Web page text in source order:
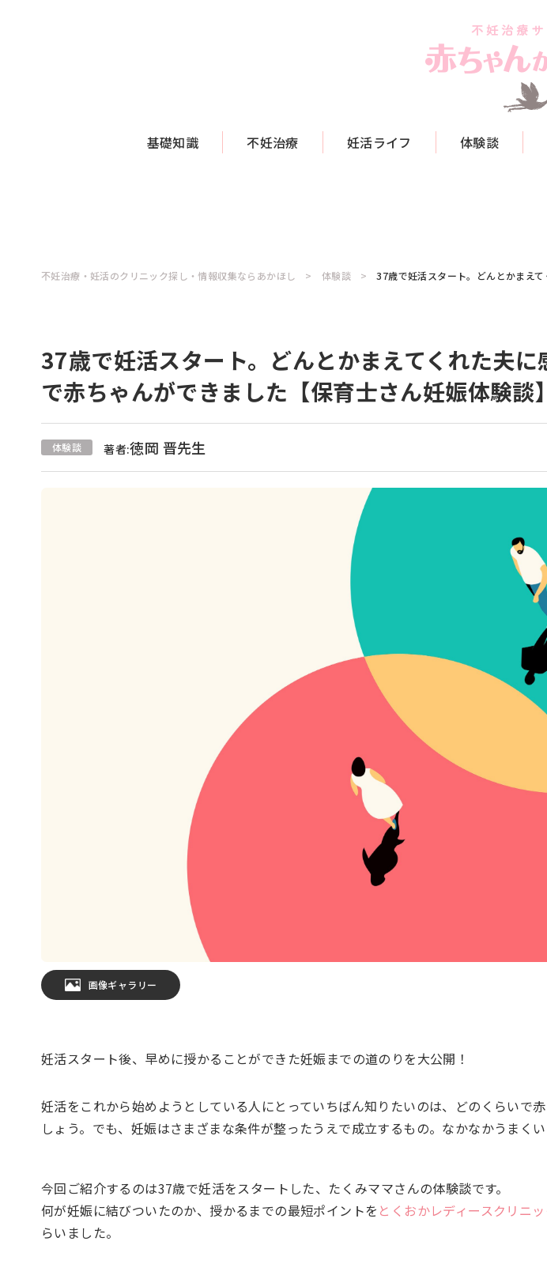
基礎知識 不妊治療 妊活ライフ 体験談
不妊治療・妊活のクリニック探し・情報収集ならあかほし 体験談 37歳で妊活スタート。どんとかまえ
37歳で妊活スタート。どんとかまえてくれた夫
で赤ちゃんができました【保育士さん妊娠体験談】
体験談 著者:徳岡 晋先生
画像ギャラリー
妊活スタート後、早めに授かることができた妊娠までの道のりを大公開！
妊活をこれから始めようとしている人にとっていちばん知りたいのは、どのくらいで
しょう。でも、妊娠はさまざまな条件が整ったうえで成立するもの。なかなかうまく
今回ご紹介するのは37歳で妊活をスタートした、たくみママさんの体験談です。
何が妊娠に結びついたのか、授かるまでの最短ポイントを とくおかレディースクリニ
らいました。